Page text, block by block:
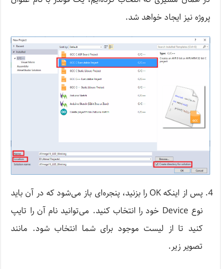
پروژه نیز ایجاد خواهد شد.
پس از اینکه OK را بزنید، پنجره‌ای باز می‌شود که در آن باید
نوع Device خود را انتخاب کنید. می‌توانید نام آن را تایپ
کنید تا از لیست موجود برای شما انتخاب شود. مانند
تصویر زیر.